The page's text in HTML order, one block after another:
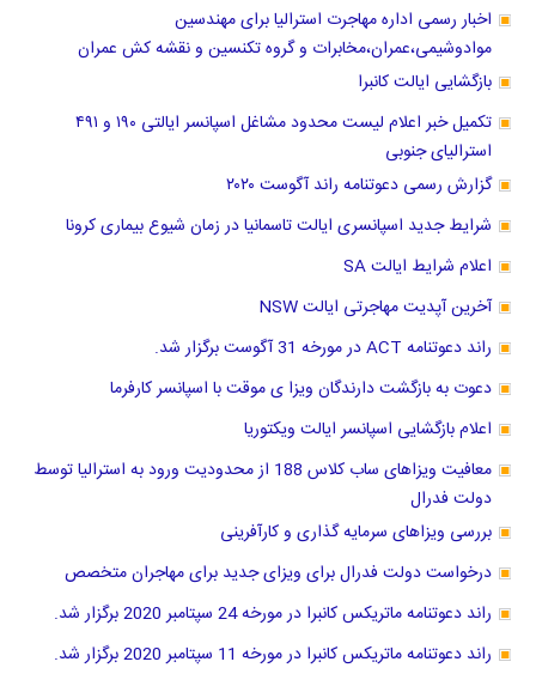
اخبار رسمی اداره مهاجرت استرالیا برای مهندسین
موادوشیمی،عمران،مخابرات و گروه تکنسین و نقشه کش عمران
بازگشایی ایالت کانبرا
تکمیل خبر اعلام لیست محدود مشاغل اسپانسر ایالتی ۱۹۰ و ۴۹۱
استرالیای جنوبی
گزارش رسمی دعوتنامه راند آگوست ۲۰۲۰
شرایط جدید اسپانسری ایالت تاسمانیا در زمان شیوع بیماری کرونا
اعلام شرایط ایالت SA
آخرین آپدیت مهاجرتی ایالت NSW
راند دعوتنامه ACT در مورخه 31 آگوست برگزار شد.
دعوت به بازگشت دارندگان ویزا ی موقت با اسپانسر کارفرما
اعلام بازگشایی اسپانسر ایالت ویکتوریا
معافیت ویزاهای ساب کلاس 188 از محدودیت ورود به استرالیا توسط
دولت فدرال
بررسی ویزاهای سرمایه گذاری و کارآفرینی
درخواست دولت فدرال برای ویزای جدید برای مهاجران متخصص
راند دعوتنامه ماتریکس کانبرا در مورخه 24 سپتامبر 2020 برگزار شد.
راند دعوتنامه ماتریکس کانبرا در مورخه 11 سپتامبر 2020 برگزار شد.